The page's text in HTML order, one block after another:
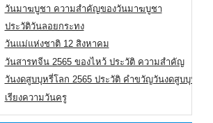
วันมาฆบูชา ความสำคัญของวันมาฆบูชา
ประวัติวันลอยกระทง
วันแม่แห่งชาติ 12 สิงหาคม
วันสารทจีน 2565 ของไหว้ ประวัติ ความสำคัญ
วันงดสูบบุหรี่โลก 2565 ประวัติ คำขวัญวันงดสูบบุหรี่โลก
เรียงความวันครู